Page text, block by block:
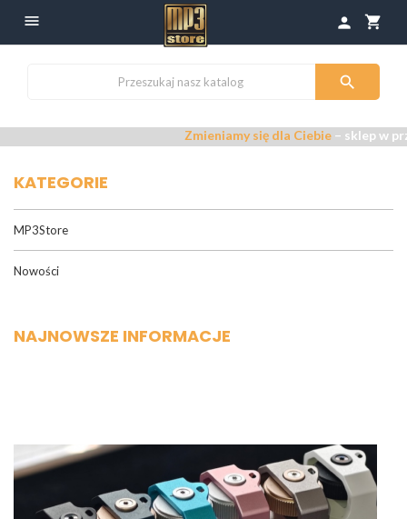
 shopping_cart
person

Zmieniamy się dla Ciebie– sklep w
KATEGORIE
MP3Store
Nowości
NAJNOWSZE INFORMACJE